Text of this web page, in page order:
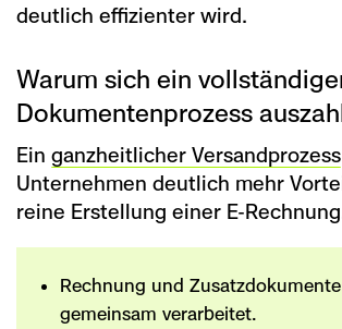
deutlich effizienter wird.
Warum sich ein
Dokumentenprozess
Ein ganzheitlicher Versandprozess
Unternehmen deutlich mehr
reine Erstellung einer E-
Rechnung und
gemeinsam verarbeitet.